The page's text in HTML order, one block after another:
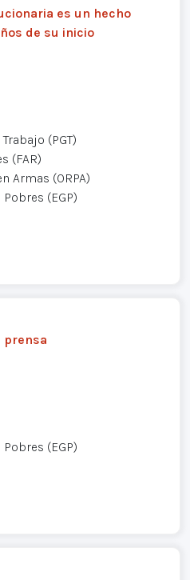
es un hecho
de su inicio
(PGT)
(FAR)
Armas (ORPA)
(EGP)
prensa
(EGP)